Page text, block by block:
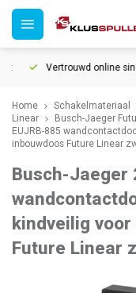
Vertrouwd online sinds
Home Schakelmateriaal
Linear
Busch-Jaeger
EUJRB-885
inbouwdoos Future Linear
Busch-Jaeger
kindveilig
Future Linear